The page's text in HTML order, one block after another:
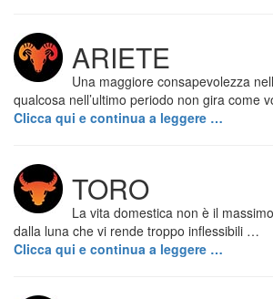
ARIETE
Una maggiore consapevolezza
qualcosa nell’ultimo periodo non gira come
Clicca qui e continua a leggere …
TORO
La vita domestica non è il
dalla luna che vi rende troppo inflessibili …
Clicca qui e continua a leggere …